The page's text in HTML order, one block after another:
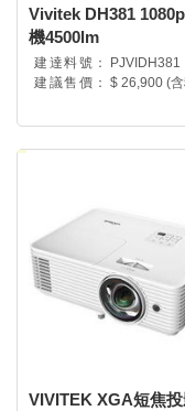
Vivitek DH381
機4500lm
建達料號：
PJVIDH381
建議售價： $ 26,900 (
VIVITEK XGA短焦